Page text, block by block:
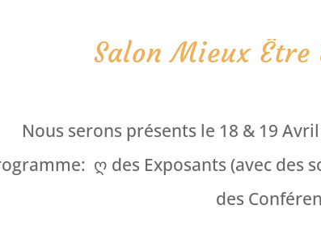
Salon Mieux
Nous serons présents le 18 & 19
ღ des Exposants (avec des
des